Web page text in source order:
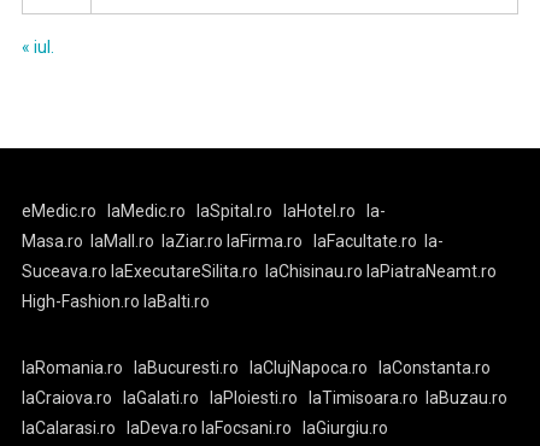
« iul.
eMedic.ro laMedic.ro laSpital.ro laHotel.ro
la-
Masa.ro
laMall.ro laZiar.ro laFirma.ro laFacultate.ro
la-
Suceava.ro laExecutareSilita.ro laChisinau.ro laPiatraNeamt.ro
High-Fashion.ro laBalti.ro
laRomania.ro laBucuresti.ro laClujNapoca.ro
laConstanta.ro
laCraiova.ro
laGalati.ro laPloiesti.ro laTimisoara.ro
laBuzau.ro
laCalarasi.ro
laDeva.ro laFocsani.ro
laGiurgiu.ro